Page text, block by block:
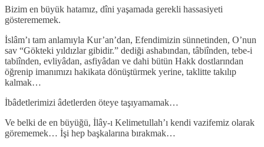
Bizim en büyük hatamız, dîni yaşamada gerekli hassasiyeti
gösterememek.
İslâm’ı tam anlamıyla Kur’an’dan, Efendimizin sünnetinden, O’nun
sav “Gökteki yıldızlar gibidir.” dediği ashabından, tâbiînden, tebe-i
tabiînden, evliyâdan, asfiyâdan ve dahi bütün Hakk dostlarından
öğrenip imanımızı hakikata dönüştürmek yerine, taklitte takılıp
kalmak…
İbâdetlerimizi âdetlerden öteye taşıyamamak…
Ve belki de en büyüğü, İlây-ı Kelimetullah’ı kendi vazifemiz olarak
görememek… İşi hep başkalarına bırakmak…